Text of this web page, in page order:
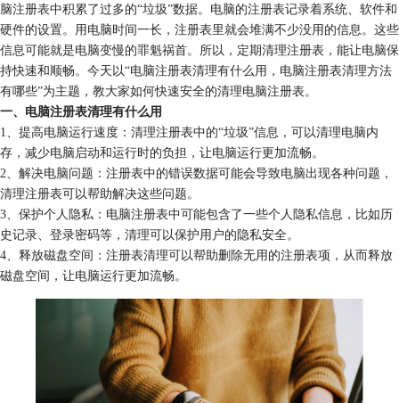
脑注册表中积累了过多的“垃圾”数据。电脑的注册表记录着系统、软件和
硬件的设置。用电脑时间一长，注册表里就会堆满不少没用的信息。这些
信息可能就是电脑变慢的罪魁祸首。所以，定期清理注册表，能让电脑保
持快速和顺畅。今天以“电脑注册表清理有什么用，电脑注册表清理方法
有哪些”为主题，教大家如何快速安全的清理电脑注册表。
一、电脑注册表清理有什么用
1、提高电脑运行速度：清理注册表中的“垃圾”信息，可以清理电脑内
存，减少电脑启动和运行时的负担，让电脑运行更加流畅。
2、解决电脑问题：注册表中的错误数据可能会导致电脑出现各种问题，
清理注册表可以帮助解决这些问题。
3、保护个人隐私：电脑注册表中可能包含了一些个人隐私信息，比如历
史记录、登录密码等，清理可以保护用户的隐私安全。
4、释放磁盘空间：注册表清理可以帮助删除无用的注册表项，从而释放
磁盘空间，让电脑运行更加流畅。